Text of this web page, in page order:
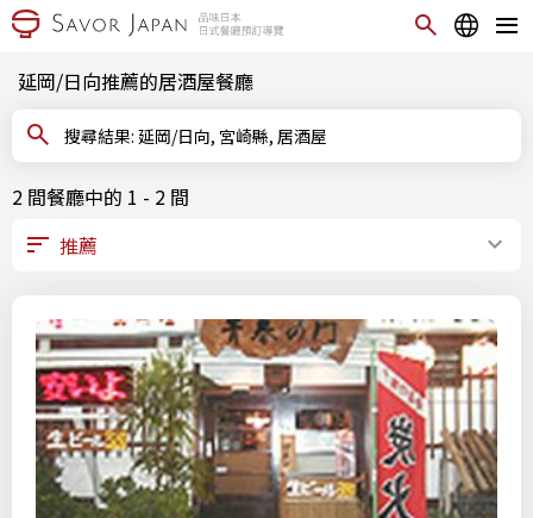
延岡/日向推薦的居酒屋餐廳
搜尋結果: 延岡/日向, 宮崎縣, 居酒屋
2 間餐廳中的 1 - 2 間